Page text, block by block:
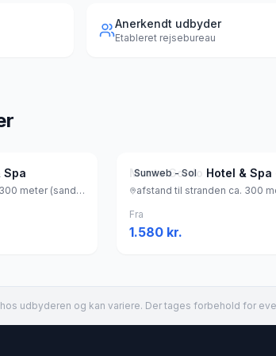
Anerkendt udbyder
Etableret rejsebureau
Spa
afstand til stranden ca. 300 meter (sandstrand), Portugal
Sunweb - Sol
Fra
1.580 kr.
udbyderen og kan variere. Der tages forbehold for